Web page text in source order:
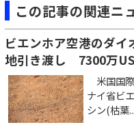
この記事の関連ニ
ビエンホア空港のダ
地引き渡し 7300万
米国国
ナイ省ビ
シン(枯葉...